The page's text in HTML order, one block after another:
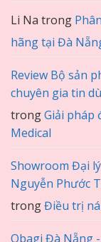
Li Na trong
hãng tại Đà
Review Bộ sản
chuyên gia tin
trongGiải pháp
Medical
Showroom Đại
Nguyễn Phước
trongĐiều trị
Obagi Đà Nẵng